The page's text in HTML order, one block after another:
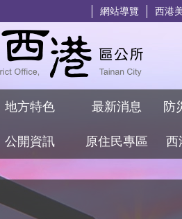
網站導覽 西港
地方特色 最新消息
公開資訊 原住民專區 西